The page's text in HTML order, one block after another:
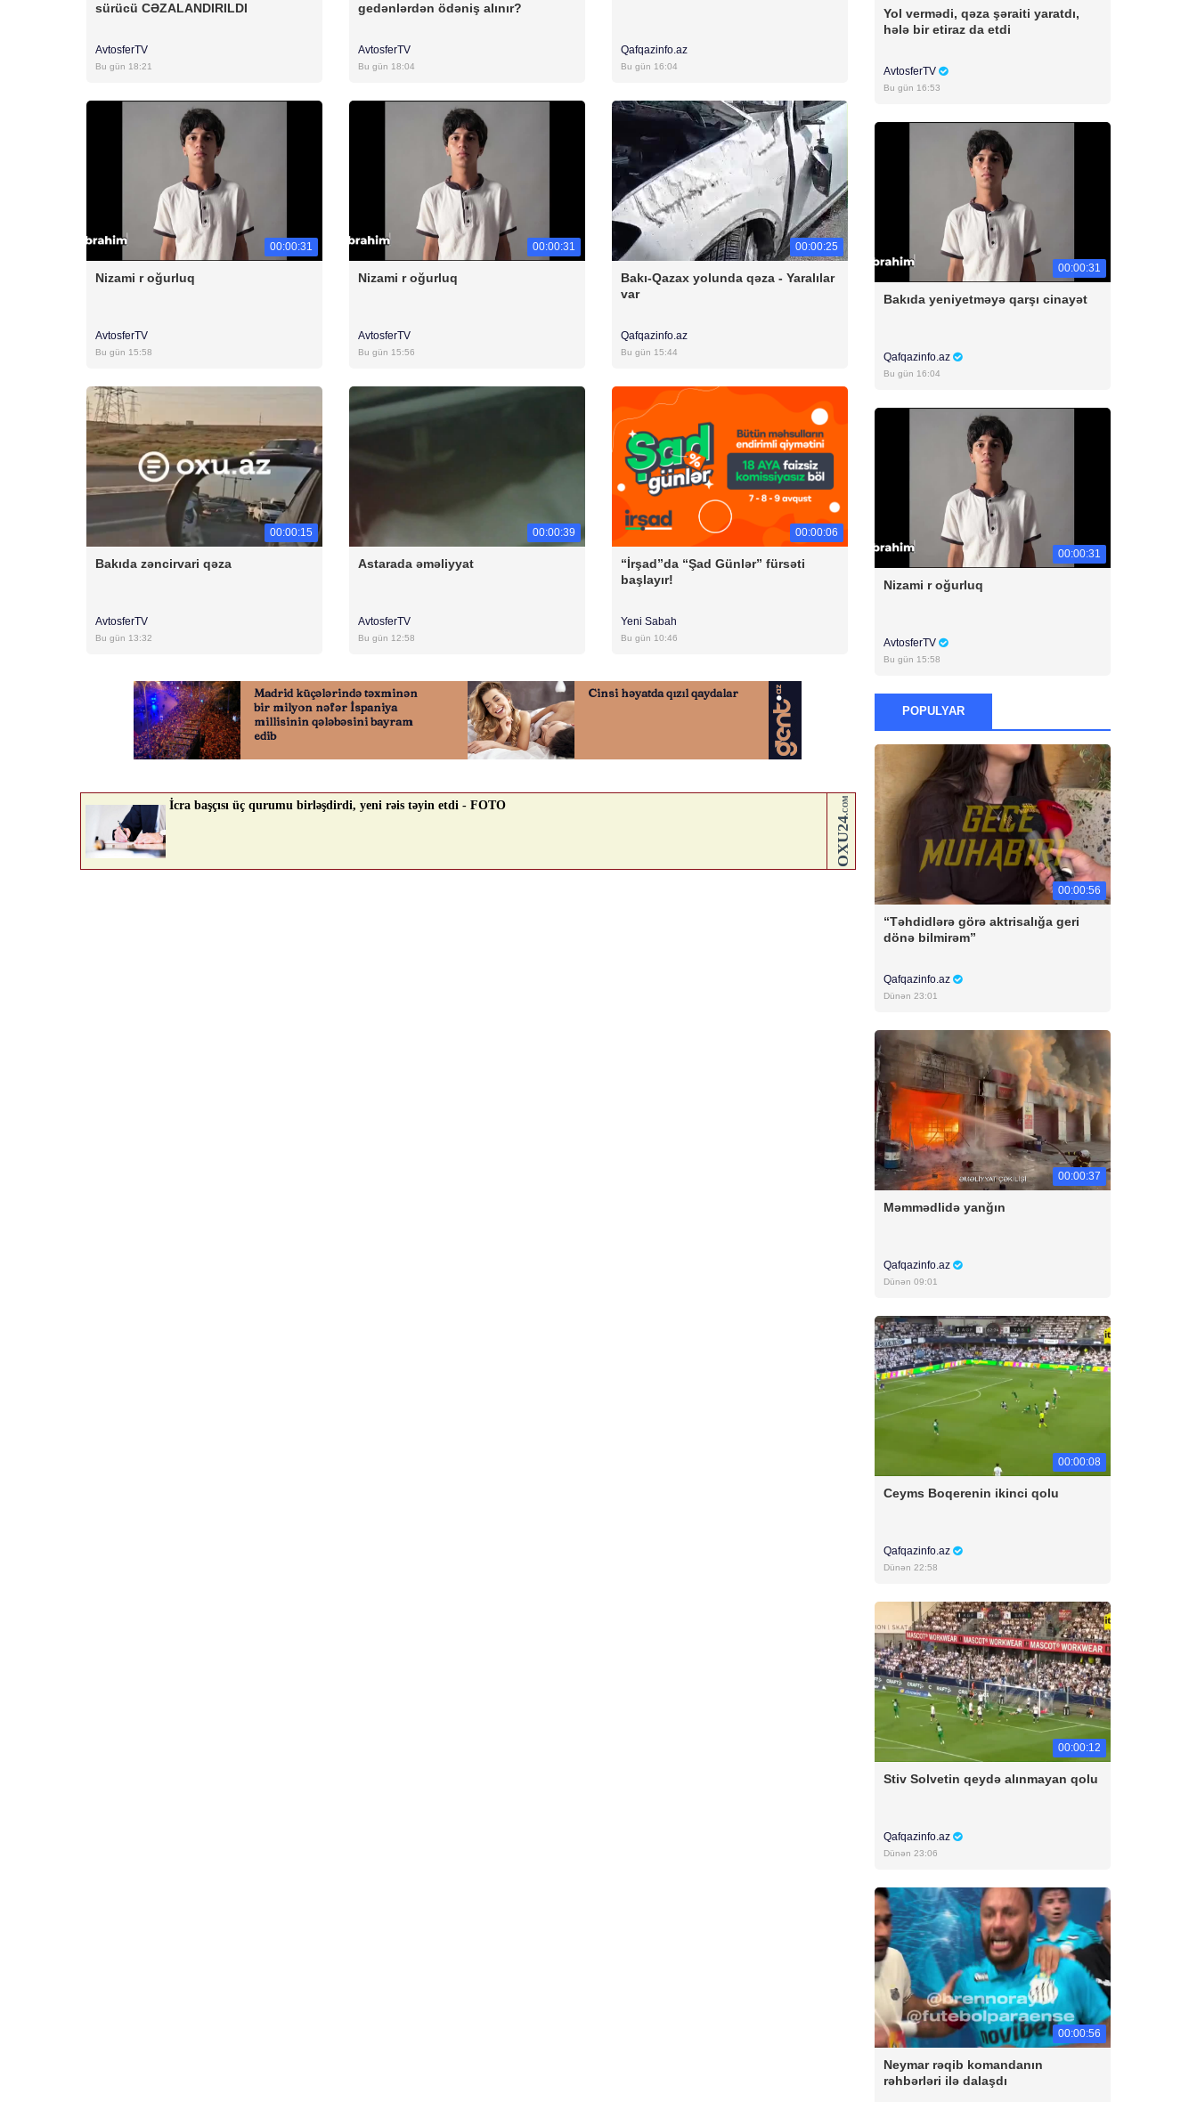
sürücü CƏZALANDIRILDI
AvtosferTV
Bu gün 18:21
gedənlərdən ödəniş alınır?
AvtosferTV
Bu gün 18:04
Qafqazinfo.az
Bu gün 16:04
00:00:31
Nizami r oğurluq
AvtosferTV
Bu gün 15:58
00:00:31
Nizami r oğurluq
AvtosferTV
Bu gün 15:56
00:00:25
Bakı-Qazax yolunda qəza - Yaralılar
var
Qafqazinfo.az
Bu gün 15:44
00:00:15
Bakıda zəncirvari qəza
AvtosferTV
Bu gün 13:32
00:00:39
Astarada əməliyyat
AvtosferTV
Bu gün 12:58
00:00:06
“İrşad”da “Şad Günlər” fürsəti
başlayır!
Yeni Sabah
Bu gün 10:46
Yol vermədi, qəza şəraiti yaratdı,
hələ bir etiraz da etdi
AvtosferTV
Bu gün 16:53
00:00:31
Bakıda yeniyetməyə qarşı cinayət
Qafqazinfo.az
Bu gün 16:04
00:00:31
Nizami r oğurluq
AvtosferTV
Bu gün 15:58
POPULYAR
00:00:56
“Təhdidlərə görə aktrisalığa geri
dönə bilmirəm”
Qafqazinfo.az
Dünən 23:01
00:00:37
Məmmədlidə yanğın
Qafqazinfo.az
Dünən 09:01
00:00:08
Ceyms Boqerenin ikinci qolu
Qafqazinfo.az
Dünən 22:58
00:00:12
Stiv Solvetin qeydə alınmayan qolu
Qafqazinfo.az
Dünən 23:06
00:00:56
Neymar rəqib komandanın
rəhbərləri ilə dalaşdı